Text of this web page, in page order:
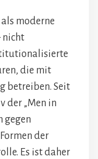
moderne
nicht
die mit
betreiben. Seit
der „Men in
gegen
der
Es ist daher